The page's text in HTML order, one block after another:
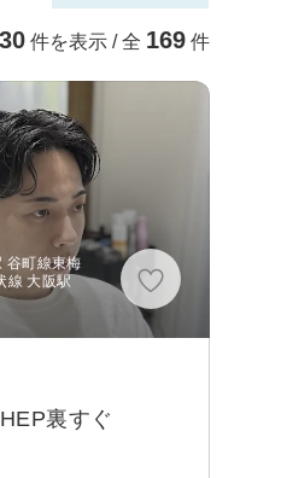
30 件を表示 / 全 169 件
谷町線東梅
線 大阪駅
裏すぐ